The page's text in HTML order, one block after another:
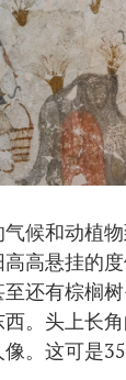
候和动植
高悬挂的
还有棕榈
。头上长
。这可是